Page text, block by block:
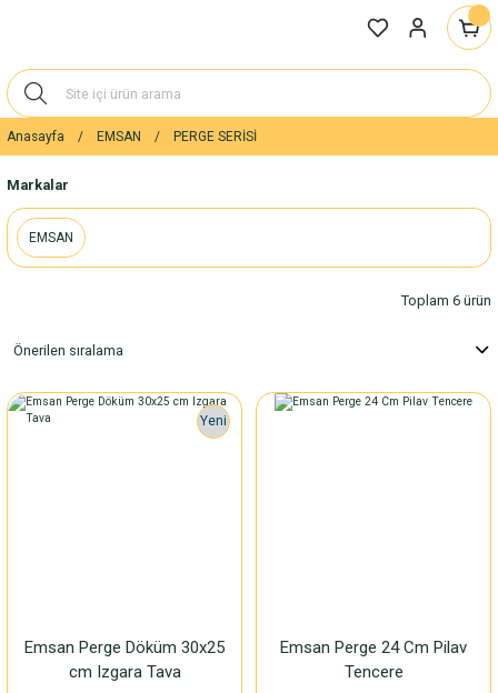
Anasayfa EMSAN PERGE SERİSİ
Markalar
EMSAN
Toplam 6 ürün
Yeni
Emsan Perge Döküm 30x25
cm Izgara Tava
Emsan Perge 24 Cm Pilav
Tencere